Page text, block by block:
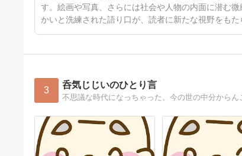
す。絵画や写真、さらには社会や人物の内面に潜む
かいと洗練された語り口が、読者に新たな視野をもた
3 呑気じじいのひとり言
不思議な時代になっちゃった。今の世の中分からん